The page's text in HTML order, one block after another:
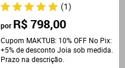
(1)
por R$ 798,00
Cupom MAKTUB: 10% OFF No Pix:
+5% de desconto Joia sob medida.
Prazo na descrição.